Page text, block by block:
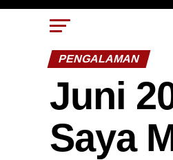
PENGALAMAN
Juni
Saya